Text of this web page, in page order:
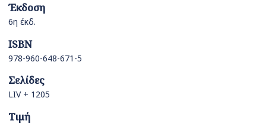
Έκδοση
6η έκδ.
ISBN
978-960-648-671-5
Σελίδες
LIV + 1205
Τιμή